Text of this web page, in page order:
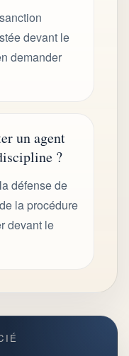
devant le
demander
un agent
?
défense de
la procédure
devant le